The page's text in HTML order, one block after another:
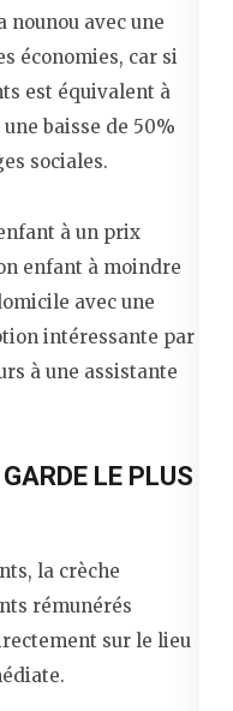
nounou avec une
économies, car si
est équivalent à
baisse de 50%
sociales.
à un prix
enfant à moindre
avec une
intéressante par
à une assistante
LE PLUS
la crèche
rémunérés
sur le lieu